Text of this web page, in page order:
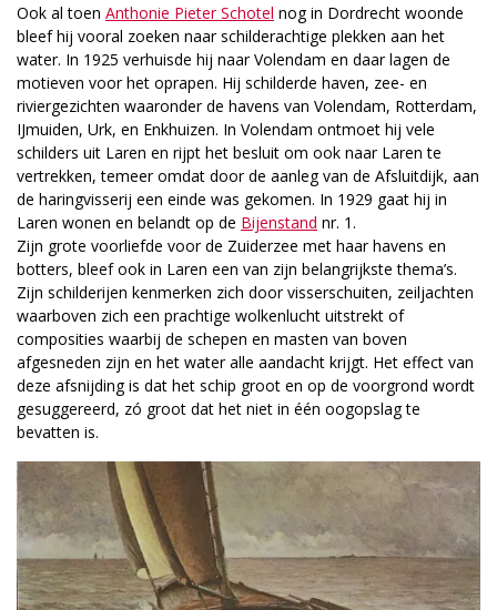
Ook al toen Anthonie Pieter Schotel nog in Dordrecht woonde
bleef hij vooral zoeken naar schilderachtige plekken aan het
water. In 1925 verhuisde hij naar Volendam en daar lagen de
motieven voor het oprapen. Hij schilderde haven, zee- en
riviergezichten waaronder de havens van Volendam, Rotterdam,
IJmuiden, Urk, en Enkhuizen. In Volendam ontmoet hij vele
schilders uit Laren en rijpt het besluit om ook naar Laren te
vertrekken, temeer omdat door de aanleg van de Afsluitdijk, aan
de haringvisserij een einde was gekomen. In 1929 gaat hij in
Laren wonen en belandt op de Bijenstand nr. 1.
Zijn grote voorliefde voor de Zuiderzee met haar havens en
botters, bleef ook in Laren een van zijn belangrijkste thema’s.
Zijn schilderijen kenmerken zich door visserschuiten, zeiljachten
waarboven zich een prachtige wolkenlucht uitstrekt of
composities waarbij de schepen en masten van boven
afgesneden zijn en het water alle aandacht krijgt. Het effect van
deze afsnijding is dat het schip groot en op de voorgrond wordt
gesuggereerd, zó groot dat het niet in één oogopslag te
bevatten is.